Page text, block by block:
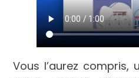
Vous l’aurez compris,